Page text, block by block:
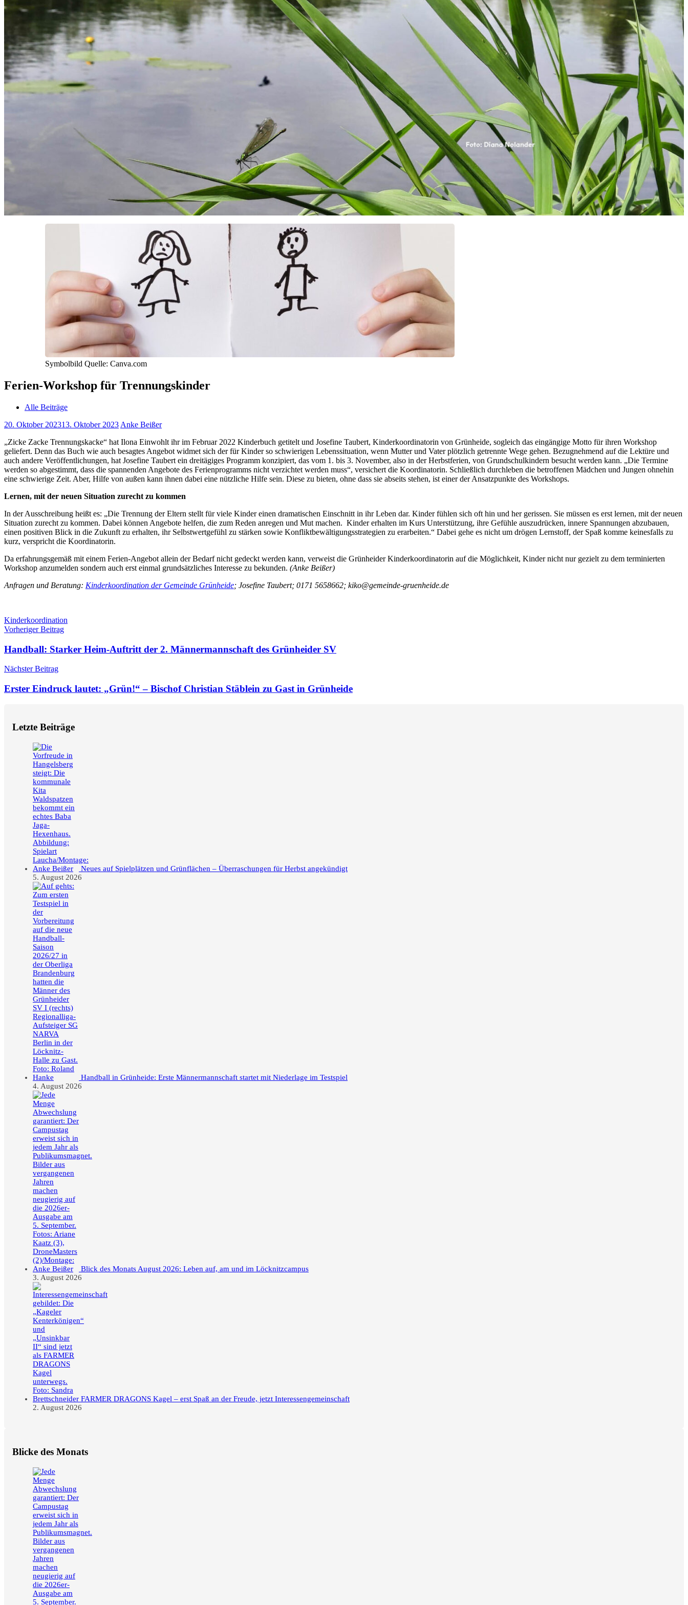
Symbolbild Quelle: Canva.com
Ferien-Workshop für Trennungskinder
Alle Beiträge
20. Oktober 202313. Oktober 2023 Anke Beißer
„Zicke Zacke Trennungskacke“ hat Ilona Einwohlt ihr im Februar 2022 Kinderbuch getitelt und Josefine Taubert, Kinderkoordinatorin von Grünheide, sogleich das eingängige Motto für ihren Workshop
geliefert. Denn das Buch wie auch besagtes Angebot widmet sich der für Kinder so schwierigen Lebenssituation, wenn Mutter und Vater plötzlich getrennte Wege gehen. Bezugnehmend auf die Lektüre und
auch andere Veröffentlichungen, hat Josefine Taubert ein dreitägiges Programm konzipiert, das vom 1. bis 3. November, also in der Herbstferien, von Grundschulkindern besucht werden kann. „Die Termine
werden so abgestimmt, dass die spannenden Angebote des Ferienprogramms nicht verzichtet werden muss“, versichert die Koordinatorin. Schließlich durchleben die betroffenen Mädchen und Jungen ohnehin
eine schwierige Zeit. Aber, Hilfe von außen kann ihnen dabei eine nützliche Hilfe sein. Diese zu bieten, ohne dass sie abseits stehen, ist einer der Ansatzpunkte des Workshops.
Lernen, mit der neuen Situation zurecht zu kommen
In der Ausschreibung heißt es: „Die Trennung der Eltern stellt für viele Kinder einen dramatischen Einschnitt in ihr Leben dar. Kinder fühlen sich oft hin und her gerissen. Sie müssen es erst lernen, mit der neuen
Situation zurecht zu kommen. Dabei können Angebote helfen, die zum Reden anregen und Mut machen. Kinder erhalten im Kurs Unterstützung, ihre Gefühle auszudrücken, innere Spannungen abzubauen,
einen positiven Blick in die Zukunft zu erhalten, ihr Selbstwertgefühl zu stärken sowie Konfliktbewältigungsstrategien zu erarbeiten.“ Dabei gehe es nicht um drögen Lernstoff, der Spaß komme keinesfalls zu
kurz, verspricht die Koordinatorin.
Da erfahrungsgemäß mit einem Ferien-Angebot allein der Bedarf nicht gedeckt werden kann, verweist die Grünheider Kinderkoordinatorin auf die Möglichkeit, Kinder nicht nur gezielt zu dem terminierten
Workshop anzumelden sondern auch erst einmal grundsätzliches Interesse zu bekunden. (Anke Beißer)
Anfragen und Beratung: Kinderkoordination der Gemeinde Grünheide; Josefine Taubert; 0171 5658662; kiko@gemeinde-gruenheide.de
Schlagwörter
Kinderkoordination
Beitragsnavigation
Vorheriger Beitrag
Handball: Starker Heim-Auftritt der 2. Männermannschaft des Grünheider SV
Nächster Beitrag
Erster Eindruck lautet: „Grün!“ – Bischof Christian Stäblein zu Gast in Grünheide
Letzte Beiträge
Neues auf Spielplätzen und Grünflächen – Überraschungen für Herbst angekündigt
5. August 2026
Handball in Grünheide: Erste Männermannschaft startet mit Niederlage im Testspiel
4. August 2026
Blick des Monats August 2026: Leben auf, am und im Löcknitzcampus
3. August 2026
FARMER DRAGONS Kagel – erst Spaß an der Freude, jetzt Interessengemeinschaft
2. August 2026
Blicke des Monats